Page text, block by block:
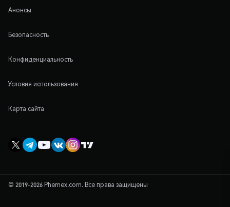
Анонсы
Безопасность
Конфиденциальность
Условия использования
Карта сайта
© 2019-2026 Phemex.com. Все права защищены